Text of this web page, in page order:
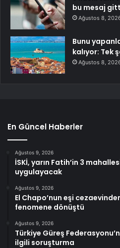
bu mesaj
Ağustos 8,
Bunu
kalıyor: Tek
Ağustos 8,
En Güncel Haberler
Ağustos 9, 2026
İSKİ, yarın Fatih’in 3
uygulayacak
Ağustos 9, 2026
El Chapo’nun eşi
fenomene dönüştü
Ağustos 9, 2026
Türkiye Güreş
ilgili soruşturma